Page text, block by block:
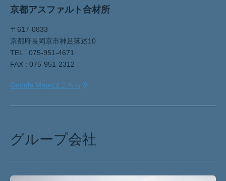
京都アスファルト合材所
〒617-0833
京都府長岡京市神足落述10
TEL : 075-951-4671
FAX : 075-951-2312
Google Mapsはこちら
グループ会社